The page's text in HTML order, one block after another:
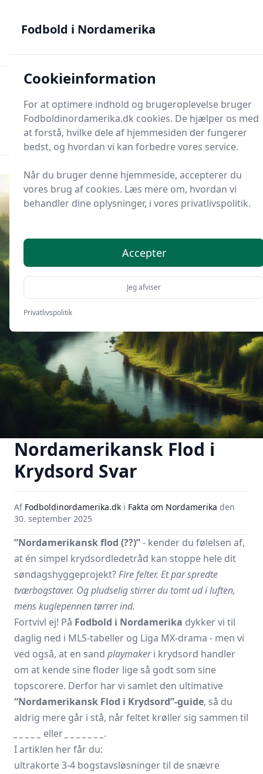
til nordamerikansk fodbold
Fodbold i
Menu
Søg
Nordamerikansk Flod i
Krydsord Svar
Af Fodboldinordamerika.dk i Fakta om Nordamerika den
30. september 2025
”Nordamerikansk flod (??)”- kender du følelsen af,
at én simpel krydsord­ledetråd kan stoppe hele dit
søndags­hyggeprojekt?Fire felter. Et par spredte
tværbogstaver. Og pludselig stirrer du tomt ud i luften,
mens kuglepennen tørrer ind.
Fortvivl ej! På Fodbold i Nordamerika dykker vi til
daglig ned i MLS-tabeller og Liga MX-drama - men vi
ved også, at en sand playmakeri krydsord handler
om at kende sine floder lige så godt som sine
topscorere. Derfor har vi samlet den ultimative
“Nordamerikansk Flod i Krydsord”-guide, så du
aldrig mere går i stå, når feltet krøller sig sammen til
eller
.
I artiklen her får du:
ultrakorte 3-4 bogstavsløsninger til de snævre
Fodbold i Nordamerika
Cookieinformation
For at optimere indhold og brugeroplevelse bruger
Fodboldinordamerika.dk cookies. De hjælper os med
at forstå, hvilke dele af hjemmesiden der fungerer
bedst, og hvordan vi kan forbedre vores service.
Når du bruger denne hjemmeside, accepterer du
vores brug af cookies. Læs mere om, hvordan vi
behandler dine oplysninger, i vores privatlivspolitik.
Accepter
Jeg afviser
Privatlivspolitik